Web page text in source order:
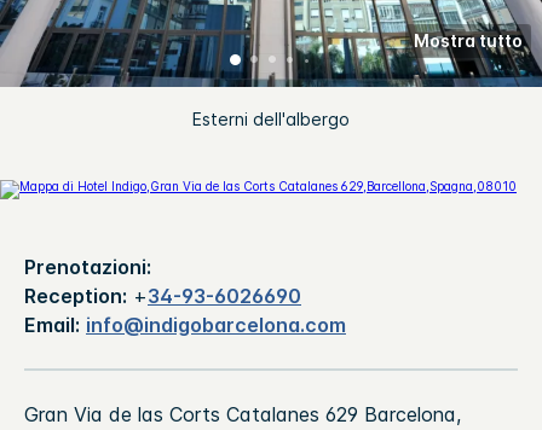
Esterni dell'albergo
Mostra tutto
Prenotazioni:
Reception: +34-93-6026690
Email: info@indigobarcelona.com
Gran Via de las Corts Catalanes 629 Barcelona,